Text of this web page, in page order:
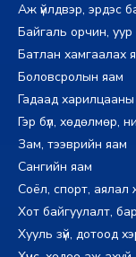
Аж үйлдвэр, эрдэс
Байгаль орчин,
Батлан хамгаалах
Боловсролын яам
Гадаад
Гэр бүл, хөдөлмөр,
Зам, тээврийн яам
Сангийн яам
Соёл, спорт, аялал
Хот байгуулалт,
Хууль зүй, дотоод